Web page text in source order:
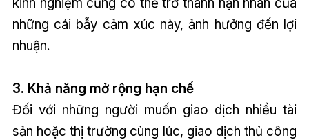
những cái bẫy cảm xúc này, ảnh hưởng đến lợi
nhuận.
3. Khả năng mở rộng hạn chế
Đối với những người muốn giao dịch nhiều tài
sản hoặc thị trường cùng lúc, giao dịch thủ công